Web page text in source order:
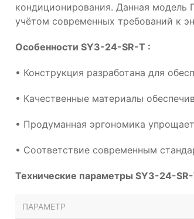
кондиционирования. Данная модель
учётом современных требований к
Особенности SY3-24-SR-T :
• Конструкция разработана для
• Качественные материалы
• Продуманная эргономика
• Соответствие современным
Технические параметры SY3-24-
ПАРАМЕТР